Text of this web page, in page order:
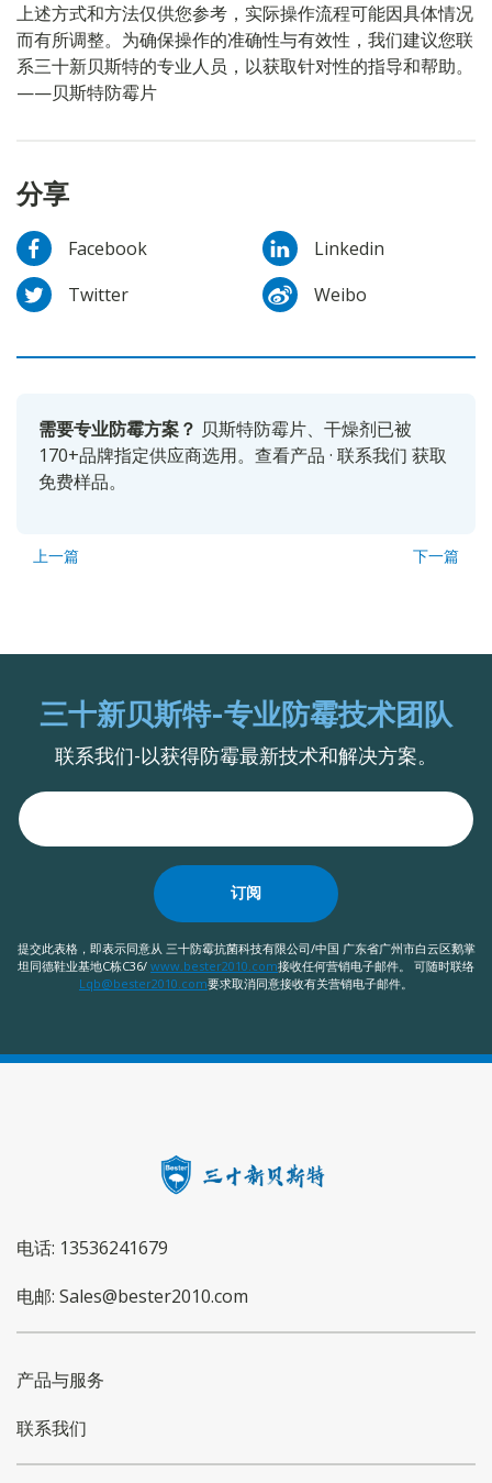
上述方式和方法仅供您参考，实际操作流程可能因具体情况
而有所调整。为确保操作的准确性与有效性，我们建议您联
系三十新贝斯特的专业人员，以获取针对性的指导和帮助。
——贝斯特防霉片
分享
Facebook
Linkedin
Twitter
Weibo
需要专业防霉方案？ 贝斯特防霉片、干燥剂已被
170+品牌指定供应商选用。 查看产品 · 联系我们 获取
免费样品。
上一篇 下一篇
三十新贝斯特-专业防霉技术团队
联系我们-以获得防霉最新技术和解决方案。
订阅
提交此表格，即表示同意从 三十防霉抗菌科技有限公司/中国 广东省广州市白云区鹅掌
坦同德鞋业基地C栋C36/ www.bester2010.com接收任何营销电子邮件。 可随时联络
Lqb@bester2010.com要求取消同意接收有关营销电子邮件。
电话: 13536241679
电邮: Sales@bester2010.com
产品与服务
联系我们